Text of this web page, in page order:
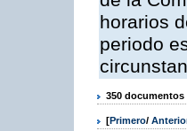
horarios
periodo
350 documentos
[Primero/